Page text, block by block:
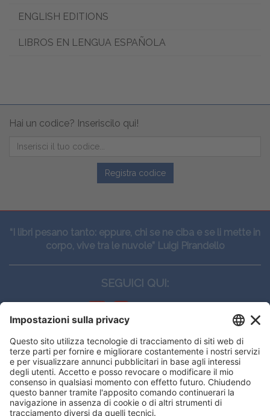
ENGLISH EDITIONS
LIBROS EN LENGUA ESPAÑOLA
Hai un codice? Inseriscilo qui!
Registra codice
“I libri pesano tanto: eppure, chi se ne ciba e se li mette in
corpo, vive tra le nuvole” Luigi Pirandello
SEGUICI QUI:
CONTATTI
Edi.Ermes srl
Viale E. Forlanini, 21 - 20134, Milano
(+39)027021121